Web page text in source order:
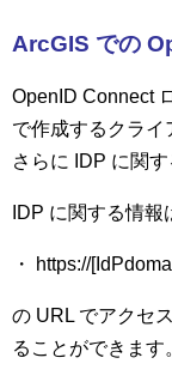
ArcGIS での
OpenID Connect
で作成するクライ
さらに IDP に関
IDP に関する情報
・ https://
の URL でアクセ
ることができます